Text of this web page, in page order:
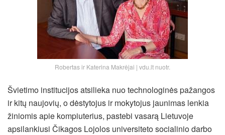
Robertas ir Katerina Makrėjai | vdu.lt nuotr.
Švietimo institucijos atsilieka nuo technologinės pažangos
ir kitų naujovių, o dėstytojus ir mokytojus jaunimas lenkia
žiniomis apie kompiuterius, pastebi vasarą Lietuvoje
apsilankiusi Čikagos Lojolos universiteto socialinio darbo